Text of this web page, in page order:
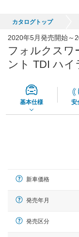
65,050円
カタログトップ
2020年5月発売開始～
フォルクスワ
ント TDI ハイ
基本仕様 安
新車価格
発売年月
発売区分